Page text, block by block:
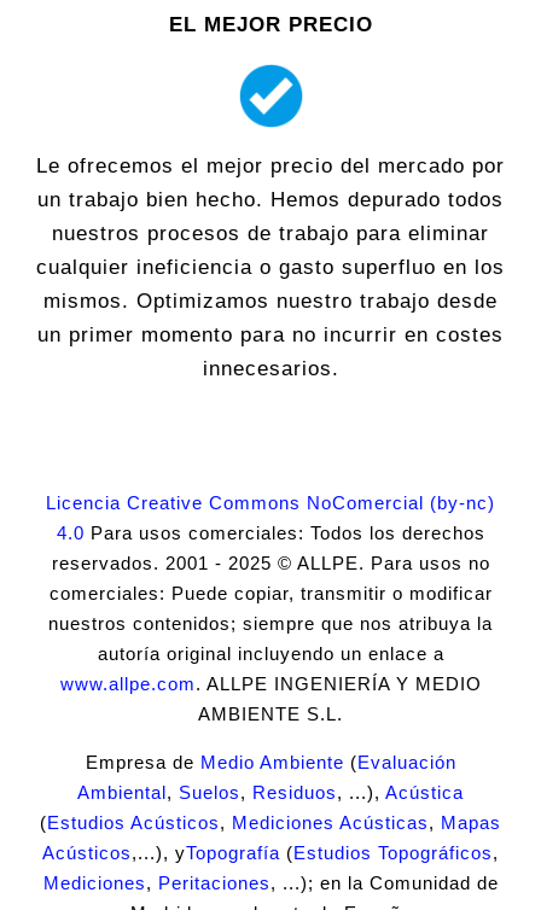
EL MEJOR PRECIO
Le ofrecemos el mejor precio del mercado por
un trabajo bien hecho. Hemos depurado todos
nuestros procesos de trabajo para eliminar
cualquier ineficiencia o gasto superfluo en los
mismos. Optimizamos nuestro trabajo desde
un primer momento para no incurrir en costes
innecesarios.
Licencia Creative Commons NoComercial (by-nc)
4.0 Para usos comerciales: Todos los derechos
reservados. 2001 - 2025 © ALLPE. Para usos no
comerciales: Puede copiar, transmitir o modificar
nuestros contenidos; siempre que nos atribuya la
autoría original incluyendo un enlace a
www.allpe.com. ALLPE INGENIERÍA Y MEDIO
AMBIENTE S.L.
Empresa de Medio Ambiente (Evaluación
Ambiental, Suelos, Residuos, ...), Acústica
(Estudios Acústicos, Mediciones Acústicas, Mapas
Acústicos,...), yTopografía (Estudios Topográficos,
Mediciones, Peritaciones, ...); en la Comunidad de